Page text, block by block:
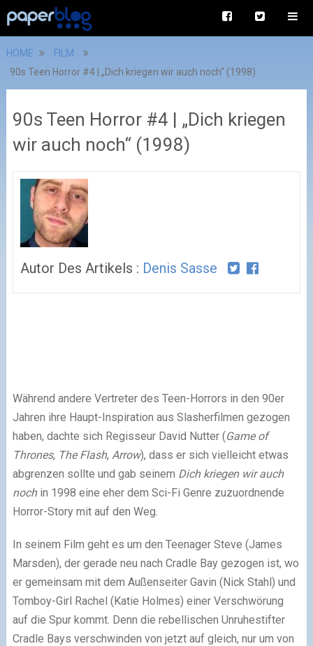
HOME
FILM
90s Teen Horror #4 | „Dich kriegen wir auch noch“ (1998)
90s Teen Horror #4 | „Dich kriegen
wir auch noch“ (1998)
Autor Des Artikels : Denis Sasse
Während andere Vertreter des Teen-Horrors in den 90er
Jahren ihre Haupt-Inspiration aus Slasherfilmen gezogen
haben, dachte sich Regisseur David Nutter (Game of
Thrones, The Flash, Arrow), dass er sich vielleicht etwas
abgrenzen sollte und gab seinem Dich kriegen wir auch
nochin 1998 eine eher dem Sci-Fi Genre zuzuordnende
Horror-Story mit auf den Weg.
In seinem Film geht es um den Teenager Steve (James
Marsden), der gerade neu nach Cradle Bay gezogen ist, wo
er gemeinsam mit dem Außenseiter Gavin (Nick Stahl) und
Tomboy-Girl Rachel (Katie Holmes) einer Verschwörung
auf die Spur kommt. Denn die rebellischen Unruhestifter
Cradle Bays verschwinden von jetzt auf gleich, nur um von